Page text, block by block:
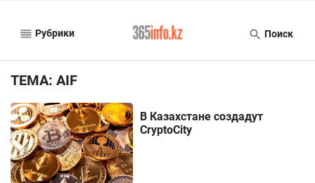
Рубрики Поиск
ТЕМА: AIF
В Казахстане создадут
CryptoCity